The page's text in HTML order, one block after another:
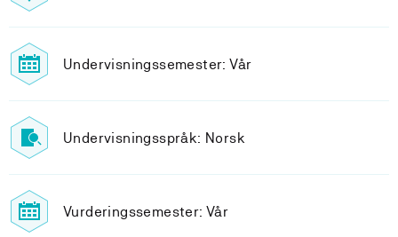
Undervisningssemester: Vår
Undervisningsspråk: Norsk
Vurderingssemester: Vår